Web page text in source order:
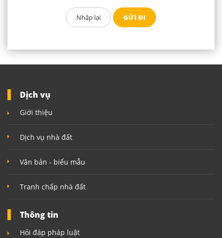
Dịch vụ
Giới thiệu
Dịch vụ nhà đất
Văn bản - biểu mẫu
Tranh chấp nhà đất
Thông tin
Hỏi đáp pháp luật